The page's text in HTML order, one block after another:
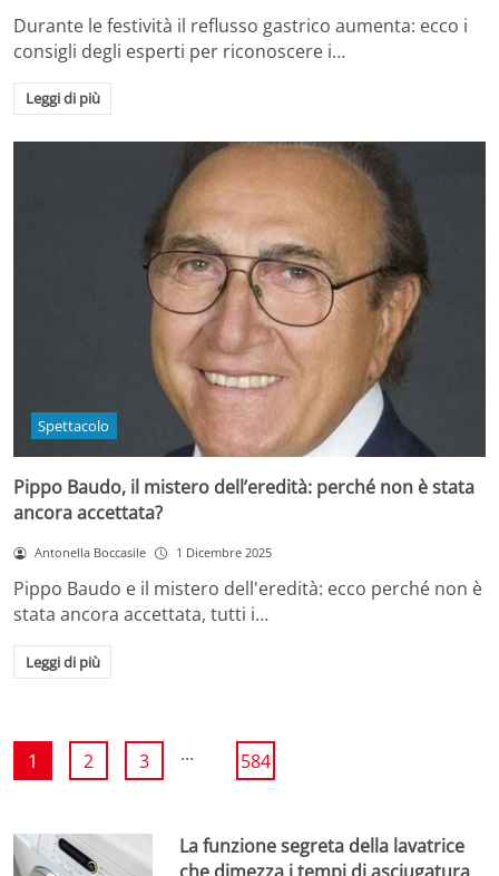
Durante le festività il reflusso gastrico aumenta: ecco i
consigli degli esperti per riconoscere i…
Leggi di più
Spettacolo
Pippo Baudo, il mistero dell’eredità: perché non è stata
ancora accettata?
Antonella Boccasile 1 Dicembre 2025
Pippo Baudo e il mistero dell'eredità: ecco perché non è
stata ancora accettata, tutti i…
Leggi di più
1 2 3 ... 584
La funzione segreta della lavatrice